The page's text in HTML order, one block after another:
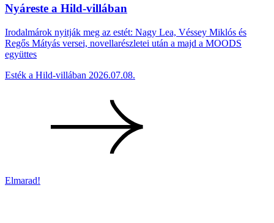
Nyáreste a Hild-villában
Irodalmárok nyitják meg az estét: Nagy Lea, Véssey Miklós és
Regős Mátyás versei, novellarészletei után a majd a MOODS
együttes
Esték a Hild-villában 2026.07.08.
Elmarad!